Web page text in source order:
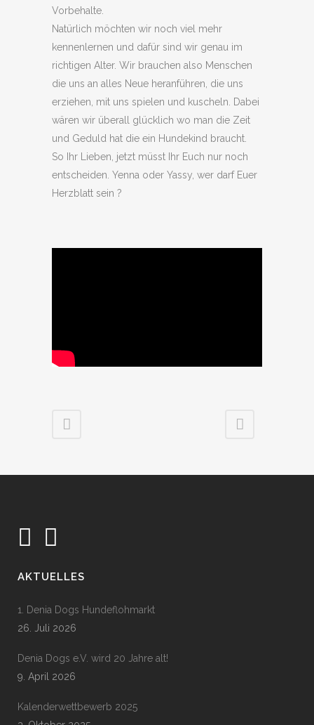
Vorbehalte.
Natürlich möchten wir noch viel mehr
kennenlernen und dafür sind wir genau im
richtigen Alter. Wir brauchen also Menschen
die uns an alles Neue heranführen, die uns
erziehen, mit uns spielen und kuscheln. Dabei
wären wir überall glücklich wo man die Zeit
und Geduld hat die ein Hundekind braucht.
So Ihr Lieben, jetzt müsst Ihr Euch nur noch
entscheiden. Yenna oder Yassy, wer darf Euer
Herzblatt sein ?
AKTUELLES
1. Denia Dogs Hundeflohmarkt
26. Juli 2026
Denia Dogs e.V. wird 20 Jahre alt!
9. April 2026
Kalenderwettbewerb 2025